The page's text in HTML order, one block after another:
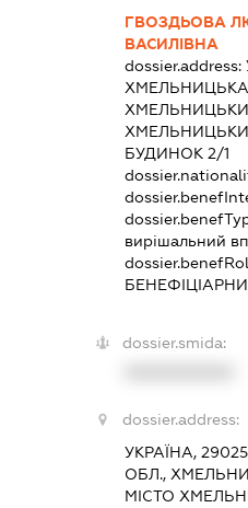
ГВОЗДЬОВА
ВАСИЛІВНА
dossier.address:
БУДИНОК 2/1
вирішальний
dossier.smida:
dossier.address:
УКРАЇНА,
ОБЛ.,
МІСТО